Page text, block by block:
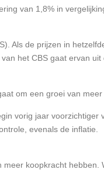
van 1,8% in
Als de prijzen in
het CBS gaat ervan
om een groei van
vorig jaar
evenals de inflatie.
koopkracht